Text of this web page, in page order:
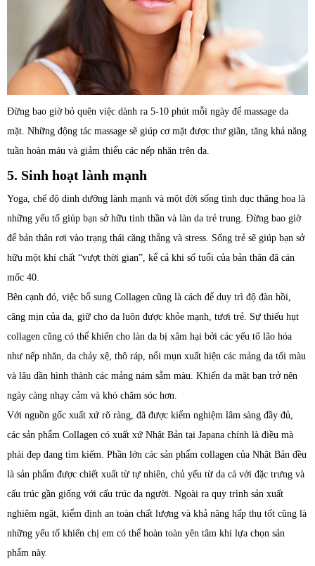
Đừng bao giờ bỏ quên việc dành ra 5-10 phút mỗi ngày để massage da
mặt. Những động tác massage sẽ giúp cơ mặt được thư giãn, tăng khả năng
tuần hoàn máu và giảm thiểu các nếp nhăn trên da.
5. Sinh hoạt lành mạnh
Yoga, chế độ dinh dưỡng lành mạnh và một đời sống tình dục thăng hoa là
những yếu tố giúp bạn sở hữu tinh thần và làn da trẻ trung. Đừng bao giờ
để bản thân rơi vào trạng thái căng thẳng và stress. Sống trẻ sẽ giúp bạn sở
hữu một khí chất “vượt thời gian”, kể cả khi số tuổi của bản thân đã cán
mốc 40.
Bên cạnh đó, việc bổ sung Collagen cũng là cách để duy trì độ đàn hồi,
căng mịn của da, giữ cho da luôn được khỏe mạnh, tươi trẻ. Sự thiếu hụt
collagen cũng có thể khiến cho làn da bị xâm hại bởi các yếu tố lão hóa
như nếp nhăn, da chảy xệ, thô ráp, nổi mụn xuất hiện các mảng da tối màu
và lâu dần hình thành các mảng nám sẫm màu. Khiến da mặt bạn trở nên
ngày càng nhạy cảm và khó chăm sóc hơn.
Với nguồn gốc xuất xứ rõ ràng, đã được kiểm nghiệm lâm sàng đầy đủ,
các sản phẩm Collagen có xuất xứ Nhật Bản tại Japana chính là điều mà
phái đẹp đang tìm kiếm. Phần lớn các sản phẩm collagen của Nhật Bản đều
là sản phẩm được chiết xuất từ tự nhiên, chủ yếu từ da cá với đặc trưng và
cấu trúc gần giống với cấu trúc da người. Ngoài ra quy trình sản xuất
nghiêm ngặt, kiểm định an toàn chất lượng và khả năng hấp thụ tốt cũng là
những yếu tố khiến chị em có thể hoàn toàn yên tâm khi lựa chọn sản
phẩm này.